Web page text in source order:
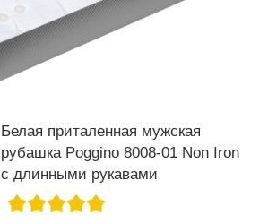
Белая приталенная мужская
рубашка Poggino 8008-01 Non Iron
с длинными рукавами